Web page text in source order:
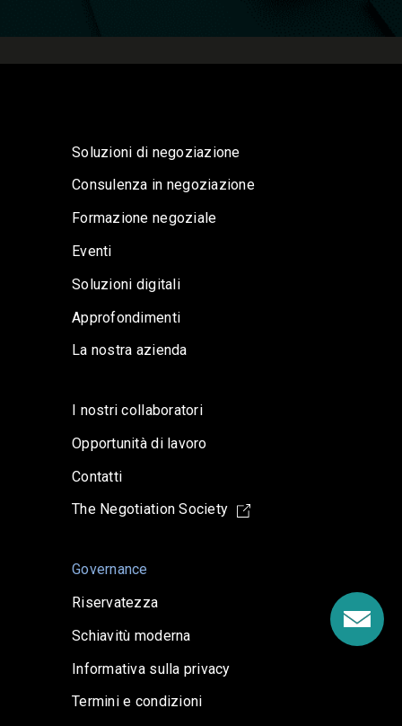
Soluzioni di negoziazione
Consulenza in negoziazione
Formazione negoziale
Eventi
Soluzioni digitali
Approfondimenti
La nostra azienda
I nostri collaboratori
Opportunità di lavoro
Contatti
The Negotiation Society
Governance
Riservatezza
Schiavitù moderna
Informativa sulla privacy
Termini e condizioni